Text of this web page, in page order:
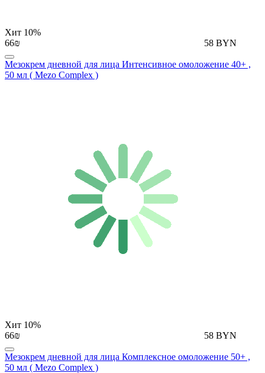
Хит 10%
66₪
58 BYN
Мезокрем дневной для лица Интенсивное омоложение 40+ ,
50 мл ( Mezo Complex )
Хит 10%
66₪
58 BYN
Мезокрем дневной для лица Комплексное омоложение 50+ ,
50 мл ( Mezo Complex )